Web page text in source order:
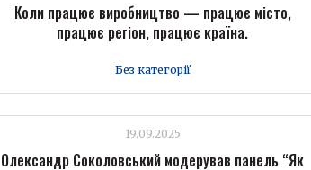
Коли працює виробництво — працює місто,
працює регіон, працює країна.
Без категорії
19.09.2025
Олександр Соколовський модерував панель “Як